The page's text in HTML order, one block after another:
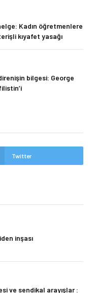
Kadın öğretmenlere
kıyafet yasağı
bilgesi: George
Twitter
inşası
ve sendikal arayışlar :